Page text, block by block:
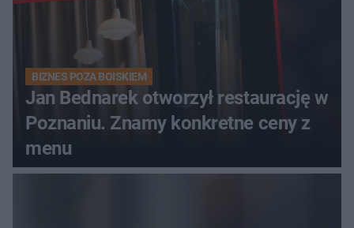
BIZNES POZA BOISKIEM
Jan Bednarek otworzył restaurację w
Poznaniu. Znamy konkretne ceny z
menu